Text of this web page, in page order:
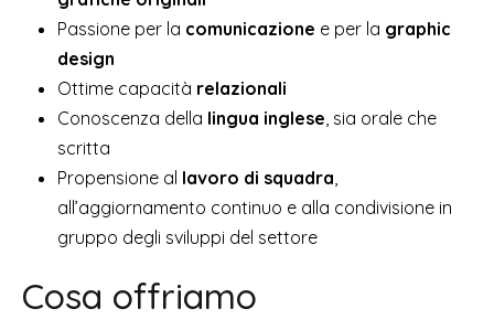
Passione per la comunicazione e per la graphic
design
Ottime capacità relazionali
Conoscenza della lingua inglese, sia orale che
scritta
Propensione al lavoro di squadra,
all’aggiornamento continuo e alla condivisione in
gruppo degli sviluppi del settore
Cosa offriamo